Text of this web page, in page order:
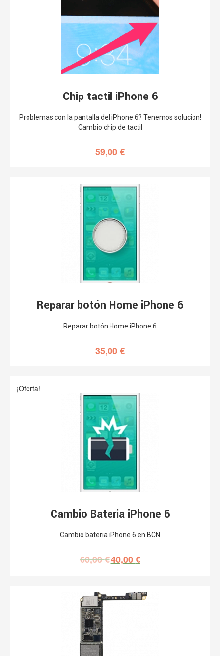
Chip tactil iPhone 6
Problemas con la pantalla del iPhone 6? Tenemos solucion!
Cambio chip de tactil
59,00€
Reparar botón Home iPhone 6
Reparar botón Home iPhone 6
35,00€
¡Oferta!
Cambio Bateria iPhone 6
Cambio bateria iPhone 6 en BCN
60,00€40,00€